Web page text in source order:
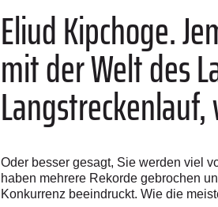
Eliud Kipchoge.
mit der Welt des
Oder besser gesagt, Sie werden viel
haben mehrere Rekorde gebrochen
Konkurrenz beeindruckt. Wie die